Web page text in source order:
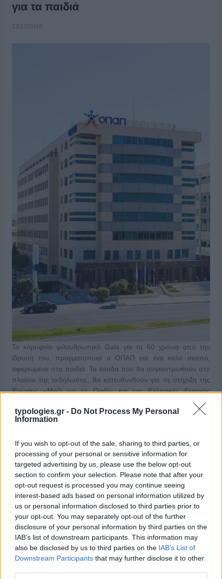
typologies.gr - Do Not Process My Personal
Information
If you wish to opt-out of the sale, sharing to third parties, or
processing of your personal or sensitive information for
targeted advertising by us, please use the below opt-out
section to confirm your selection. Please note that after your
opt-out request is processed you may continue seeing
interest-based ads based on personal information utilized by
us or personal information disclosed to third parties prior to
your opt-out. You may separately opt-out of the further
disclosure of your personal information by third parties on the
IAB’s list of downstream participants. This information may
also be disclosed by us to third parties on the IAB’s List of
Downstream Participants that may further disclose it to other
για τα παιδιά
13/12/2018
Το κορυφαίο φιλανθρωπικό Gala για τα 60 χρόνια από την
ίδρυσή του, πραγματοποιεί ο ΟΠΑΠ για ένα καλό σκοπό,
αφιερωμένο στα παιδιά. Τα έσοδα που θα συγκεντρωθούν στο
πλαίσιο της εκδήλωσης, θα κατευθυνθούν για τη στήριξη της
Ένωσης «Μαζί για το Παιδί» και της Ελληνικής Εταιρίας
ΑΝΗΚΕΙ ΣΤΗΝ ΚΑΤΗΓΟΡΙΑ: ΑΝΑΚΟΙΝΩΣΕΙΣ
ΕΠΙΣΗΜΑΣΜΕΝΟ ΜΕ: «ΜΑΖΙ ΓΙΑ ΤΟ ΠΑΙΔΙ» , 60 ΧΡΟΝΙΑ
ΟΠΑΠ , ΟΠΑΠ